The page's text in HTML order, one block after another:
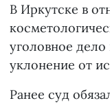
В Иркутске в
уголовное дело
уклонение от
Ранее суд